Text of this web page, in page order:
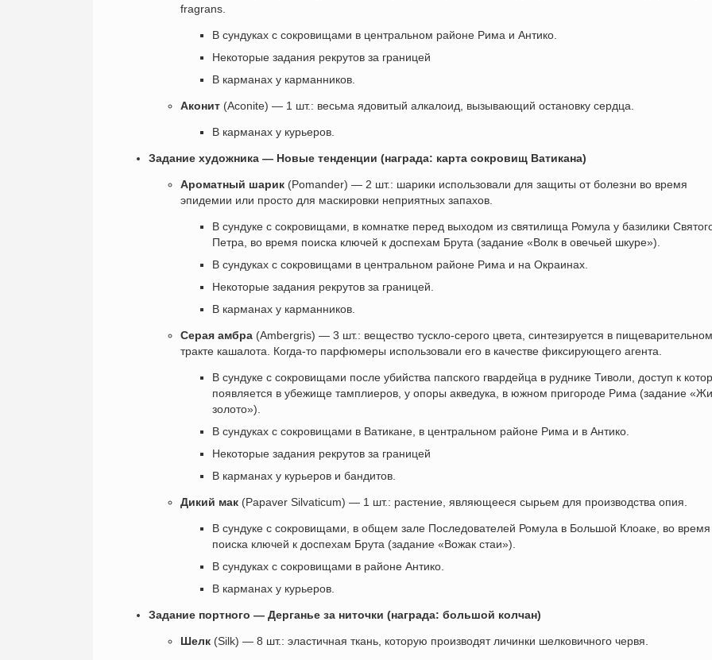
fragrans.
В сундуках с сокровищами в центральном районе Рима и Антико.
Некоторые задания рекрутов за границей
В карманах у карманников.
Аконит (Aconite) — 1 шт.: весьма ядовитый алкалоид, вызывающий остановку сердца.
В карманах у курьеров.
Задание художника — Новые тенденции (награда: карта сокровищ Ватикана)
Ароматный шарик (Pomander) — 2 шт.: шарики использовали для защиты от болезни во время
эпидемии или просто для маскировки неприятных запахов.
В сундуке с сокровищами, в комнатке перед выходом из святилища Ромула у базилики
Петра, во время поиска ключей к доспехам Брута (задание «Волк в овечьей шкуре»).
В сундуках с сокровищами в центральном районе Рима и на Окраинах.
Некоторые задания рекрутов за границей.
В карманах у карманников.
Серая амбра (Ambergris) — 3 шт.: вещество тускло-серого цвета, синтезируется в пищеварительном
тракте кашалота. Когда-то парфюмеры использовали его в качестве фиксирующего агента.
В сундуке с сокровищами после убийства папского гвардейца в руднике Тиволи, доступ к
появляется в убежище тамплиеров, у опоры акведука, в южном пригороде Рима (задание
золото»).
В сундуках с сокровищами в Ватикане, в центральном районе Рима и в Антико.
Некоторые задания рекрутов за границей
В карманах у курьеров и бандитов.
Дикий мак (Papaver Silvaticum) — 1 шт.: растение, являющееся сырьем для производства опия.
В сундуке с сокровищами, в общем зале Последователей Ромула в Большой Клоаке, во время
поиска ключей к доспехам Брута (задание «Вожак стаи»).
В сундуках с сокровищами в районе Антико.
В карманах у курьеров.
Задание портного — Дерганье за ниточки (награда: большой колчан)
Шелк (Silk) — 8 шт.: эластичная ткань, которую производят личинки шелковичного червя.